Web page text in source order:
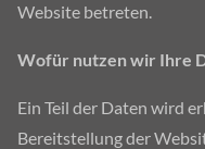
Website betreten.
Wofür nutzen wir Ihre
Ein Teil der Daten wird
Bereitstellung der